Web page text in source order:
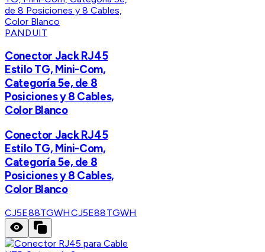
PANDUIT
Conector Jack RJ45
Estilo TG, Mini-Com,
Categoría 5e, de 8
Posiciones y 8 Cables,
Color Blanco
Conector Jack RJ45
Estilo TG, Mini-Com,
Categoría 5e, de 8
Posiciones y 8 Cables,
Color Blanco
CJ5E88TGWHCJ5E88TGWH